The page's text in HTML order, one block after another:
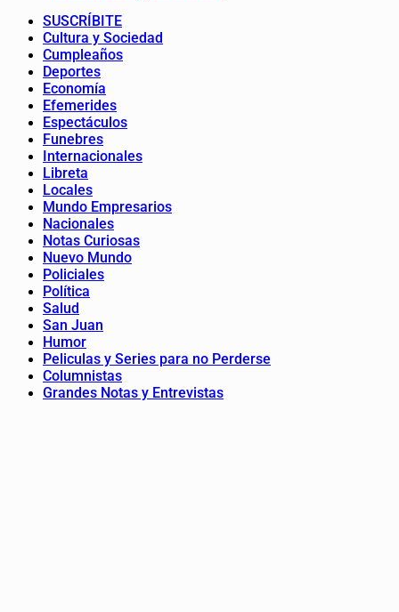
SUSCRÍBITE
Cultura y Sociedad
Cumpleaños
Deportes
Economía
Efemerides
Espectáculos
Funebres
Internacionales
Libreta
Locales
Mundo Empresarios
Nacionales
Notas Curiosas
Nuevo Mundo
Policiales
Política
Salud
San Juan
Humor
Peliculas y Series para no Perderse
Columnistas
Grandes Notas y Entrevistas